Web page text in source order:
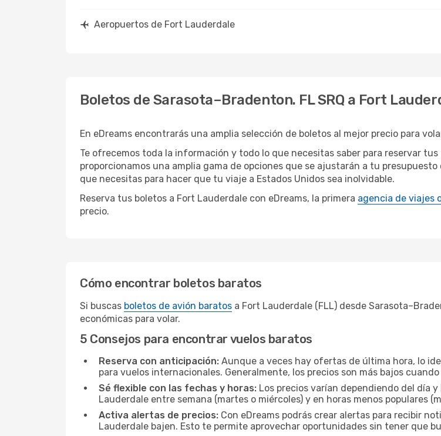
Aeropuertos de Fort Lauderdale
Boletos de Sarasota–Bradenton. FL SRQ a Fort
En eDreams encontrarás una amplia selección de boletos al mejor precio para
Te ofrecemos toda la información y todo lo que necesitas saber para reservar
proporcionamos una amplia gama de opciones que se ajustarán a tu
que necesitas para hacer que tu viaje a Estados Unidos sea inolvidable.
Reserva tus boletos a Fort Lauderdale con eDreams, la primera agencia de viajes
precio.
Cómo encontrar boletos baratos
Si buscas boletos de avión baratos a Fort Lauderdale (FLL) desde
económicas para volar.
5 Consejos para encontrar vuelos baratos
Reserva con anticipación: Aunque a veces hay ofertas de última hora, lo
para vuelos internacionales. Generalmente, los precios son más bajos
Sé flexible con las fechas y horas: Los precios varían dependiendo del día
Lauderdale entre semana (martes o miércoles) y en horas menos populares
Activa alertas de precios: Con eDreams podrás crear alertas para recibir
Lauderdale bajen. Esto te permite aprovechar oportunidades sin tener que